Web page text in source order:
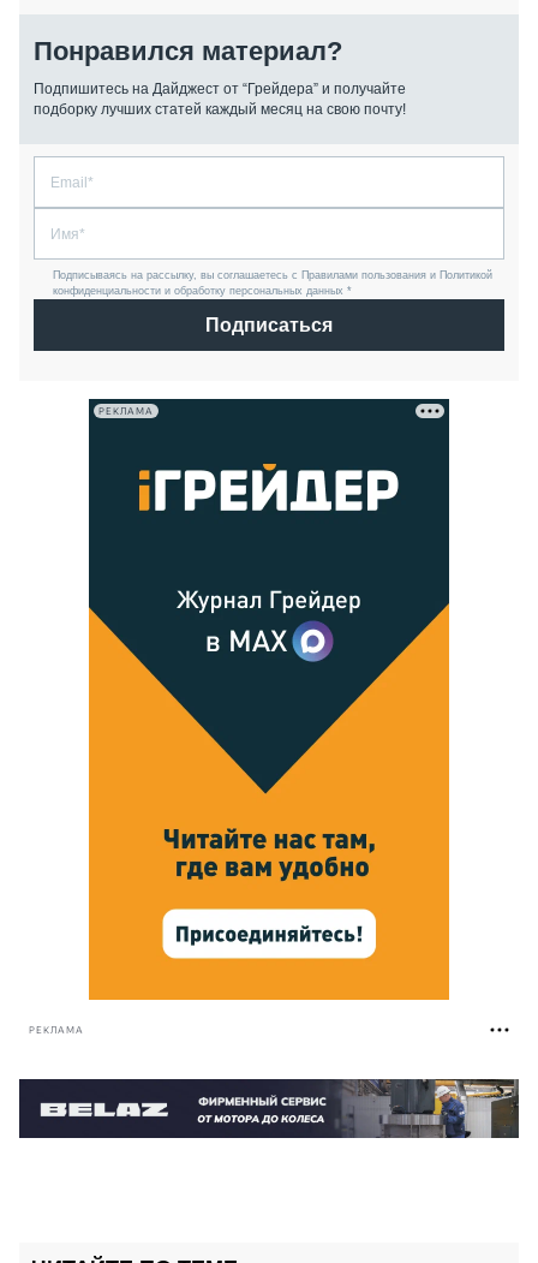
Понравился материал?
Подпишитесь на Дайджест от “Грейдера” и получайте
подборку лучших статей каждый месяц на свою почту!
Подписываясь на рассылку, вы соглашаетесь с Правилами пользования и Политикой
конфиденциальности и обработку персональных данных *
Подписаться
РЕКЛАМА
РЕКЛАМА